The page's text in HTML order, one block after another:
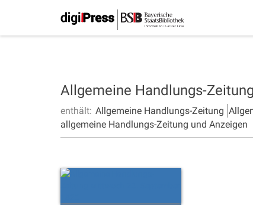
Allgemeine Handlungs-Zeitung
enthält: Allgemeine Handlungs-Zeitung
allgemeine Handlungs-Zeitung und Anzeigen